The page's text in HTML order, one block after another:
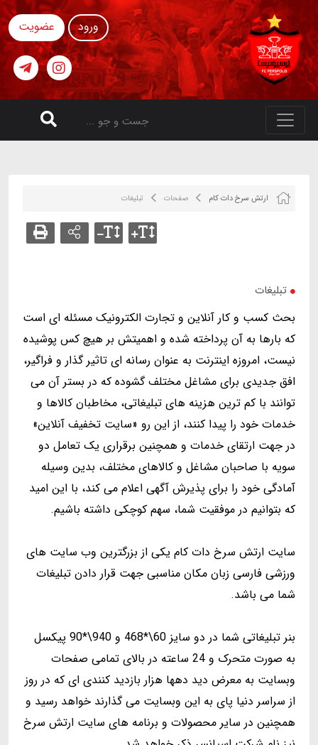
ورود عضویت
ارتش سرخ دات کام صفحات تبلیغات
تبلیغات
بحث کسب و کار آنلاین و تجارت الکترونیک مسئله ای است
که بارها به آن پرداخته شده و اهمیتش بر هیچ کس پوشیده
نیست، امروزه اینترنت به عنوان رسانه ای تاثیر گذار و فراگیر،
افق جدیدی برای مشاغل مختلف گشوده که در بستر آن می
توانند با کم ترین هزینه های تبلیغاتی، مخاطبان کالاها و
خدمات خود را پیدا کنند، از این رو «سایت تخفیف آنلاین»
در جهت ارتقای خدمات و همچنین برقراری یک تعامل دو
سویه با صاحبان مشاغل و کالاهای مختلف، بدین وسیله
آمادگی خود را برای پذیرش آگهی اعلام می کند، با این امید
که بتوانیم در موفقیت شما، سهم کوچکی داشته باشیم.
سایت ارتش سرخ دات کام یکی از بزرگترین وب سایت های
ورزشی فارسی زبان مکان مناسبی جهت قرار دادن تبلیغات
شما می باشد.
بنر تبلیغاتی شما در دو سایز 60\*468 و 940\*90 پیکسل
به صورت متحرک و 24 ساعته در بالای تمامی صفحات
وبسایت به معرض دید دهها هزار بازدید کنندی ای که در روز
از سراسر دنیا پای به این وبسایت می گذارند خواهد رسید و
همچنین در سایر محصولات و برنامه های سایت ارتش سرخ